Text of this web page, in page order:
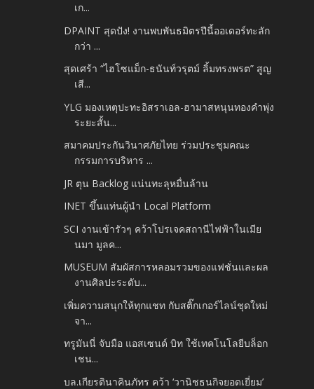
เก...
DPAINT สุดปัง! งานพบพันธมิตรปีนี้ออเดอร์ทะลัก
กว่า ...
สุดเศร้า “ไฮโซแม็ก-ธนันท์วรุตม์ ลิ้มทรงพรต” สูญ
เสี...
YLG มองเหตุปะทะอิสราเอล-ฮามาสหนุนทองคำพุ่ง
ระยะสั้น...
สมาคมประกันวินาศภัยไทย ร่วมประชุมคณะ
กรรมการบริหาร ...
JR ตุน Backlog แน่นทะลุหมื่นล้าน
INET ขึ้นแท่นผู้นำ Local Platform
SCI งานเข้ารัวๆ คว้าโปรเจคสถานีไฟฟ้าในเมีย
นมา มูลค...
MUSEUM สัมผัสการหลอมรวมของแฟชั่นและผล
งานศิลปะระดับ...
เพิ่มความสนุกให้ทุกแชท กับสติ๊กเกอร์ไลน์ชุดใหม่
จา...
ทรูมันนี่ จับมือ แอสเซนด์ บิท ใช้เทคโนโลยีบล็อก
เชน...
บล.เกียรตินาคินภัทร คว้า ‘วานิชธนกิจยอดเยี่ยม’